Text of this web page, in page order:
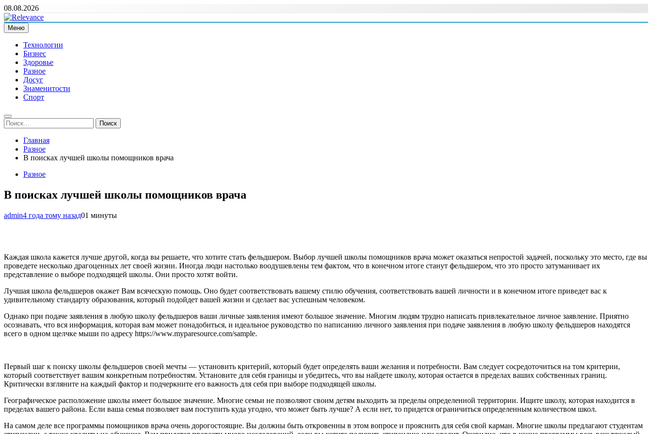
Перейти
к
содержимому
08.08.2026
Relevance
Релевантні новини — саме те, що вам потрібно
Меню
Технологии
Бизнес
Здоровье
Разное
Досуг
Знаменитости
Спорт
Найти:
Главная
Разное
В поисках лучшей школы помощников врача
Разное
В поисках лучшей школы помощников врача
admin4 года тому назад01 минуты
Каждая школа кажется лучше другой, когда вы решаете, что хотите стать фельдшером. Выбор лучшей школы помощников врача может оказаться непростой задачей, поскольку это место, где вы
проведете несколько драгоценных лет своей жизни. Иногда люди настолько воодушевлены тем фактом, что в конечном итоге станут фельдшером, что это просто затуманивает их
представление о выборе подходящей школы. Они просто хотят войти.
Лучшая школа фельдшеров окажет Вам всяческую помощь. Оно будет соответствовать вашему стилю обучения, соответствовать вашей личности и в конечном итоге приведет вас к
удивительному стандарту образования, который подойдет вашей жизни и сделает вас успешным человеком.
Однако при подаче заявления в любую школу фельдшеров ваши личные заявления имеют большое значение. Многим людям трудно написать привлекательное личное заявление. Приятно
осознавать, что вся информация, которая вам может понадобиться, и идеальное руководство по написанию личного заявления при подаче заявления в любую школу фельдшеров находятся
всего в одном щелчке мыши по адресу https://www.myparesource.com/sample.
Первый шаг к поиску школы фельдшеров своей мечты — установить критерий, который будет определять ваши желания и потребности. Вам следует сосредоточиться на том критерии,
который соответствует вашим конкретным потребностям. Установите для себя границы и убедитесь, что вы найдете школу, которая остается в пределах ваших собственных границ.
Критически взгляните на каждый фактор и подчеркните его важность для себя при выборе подходящей школы.
Географическое расположение школы имеет большое значение. Многие семьи не позволяют своим детям выходить за пределы определенной территории. Ищите школу, которая находится в
пределах вашего района. Если ваша семья позволяет вам поступить куда угодно, что может быть лучше? А если нет, то придется ограничиться определенным количеством школ.
На самом деле все программы помощников врача очень дорогостоящие. Вы должны быть откровенны в этом вопросе и прояснить для себя свой карман. Многие школы предлагают студентам